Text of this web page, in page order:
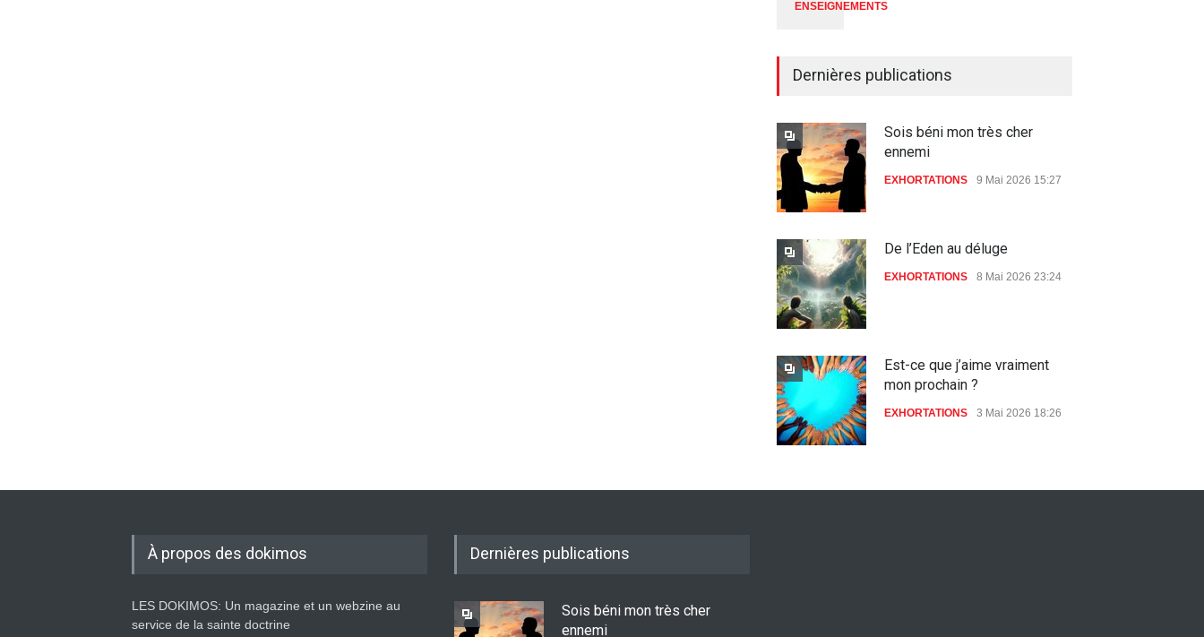
ENSEIGNEMENTS
Dernières publications
Sois béni mon très cher
ennemi
EXHORTATIONS 9 Mai 2026 15:27
De l’Eden au déluge
EXHORTATIONS 8 Mai 2026 23:24
Est-ce que j’aime vraiment
mon prochain ?
EXHORTATIONS 3 Mai 2026 18:26
À propos des dokimos
LES DOKIMOS: Un magazine et un webzine au
service de la sainte doctrine
Dernières publications
Sois béni mon très cher
ennemi